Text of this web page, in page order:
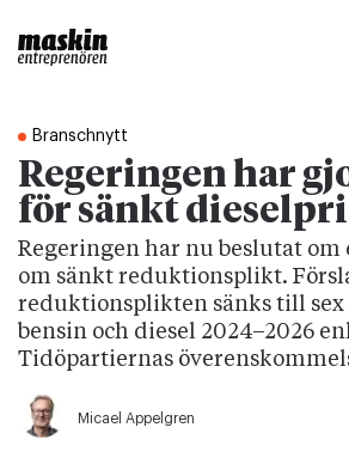
Branschnytt
Regeringen har
för sänkt
Regeringen har nu beslutat om
om sänkt reduktionsplikt.
reduktionsplikten sänks till sex
bensin och diesel 2024–2026
Tidöpartiernas
Micael Appelgren